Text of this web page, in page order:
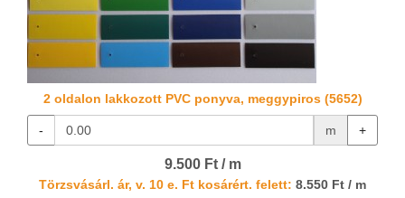
2 oldalon lakkozott PVC ponyva, meggypiros (5652)
- m +
9.500 Ft / m
Törzsvásárl. ár, v. 10 e. Ft kosárért. felett: 8.550 Ft / m